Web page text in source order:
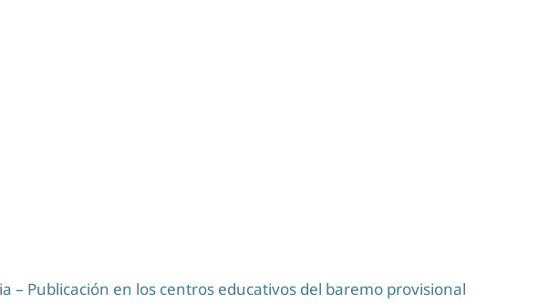
– Publicación en los centros educativos del baremo provisional